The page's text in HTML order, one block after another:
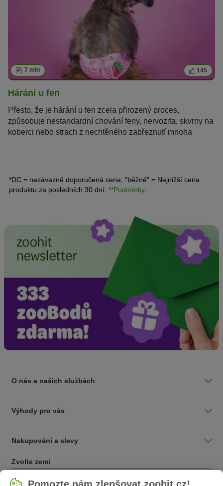
7 min 145
Hárání u fen
Přesto, že je hárání u fen zcela přirozený proces,
způsobuje nestandardní chování feny, nervozita, skvrny na
koberci nebo strach z nechtěného zabřeznutí mnoha
*DC = nezávazně doporučená cena, "běžně" = Nejnižší cena
produktu za posledních 30 dní. **Podmínky.
O nás a našich službách
Výhody pro vás
Nakupování a slevy
Zvolte zemi
Česká / CZ